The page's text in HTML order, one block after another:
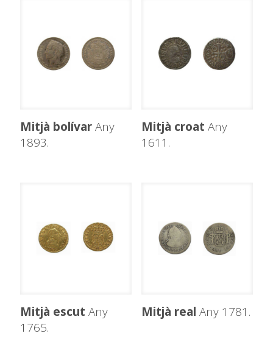
Mitjà bolívarAny
1893.
Mitjà croat Any
1611.
Mitjà escut Any
1765.
Mitjà real Any 1781.